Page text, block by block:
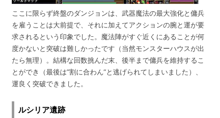
ここに限らず終盤のダンジョンは、武器魔法の最大強化と傭兵
を雇うことは大前提で、それに加えてアクションの腕と運が要
求されるという印象でした。魔法陣がすぐ近くにあることが何
度かないと突破は難しかったです（当然モンスターハウスが出
たら無理）。結構な回数挑んだ末、後半まで傭兵を維持するこ
とができ（最後は”割に合わん”と逃げられてしまいました）、
運良く突破できました。
ルシリア遺跡